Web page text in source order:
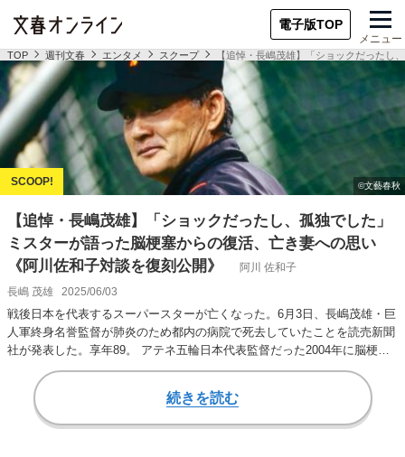
電子版TOP
メニュー
TOP 週刊文春 エンタメ スクープ 【追悼・長嶋茂雄】「ショックだったし
【追悼・長嶋茂雄】「ショックだったし、孤独でした」
ミスターが語った脳梗塞からの復活、亡き妻への思い
《阿川佐和子対談を復刻公開》
阿川 佐和子
長嶋 茂雄
2025/06/03
戦後日本を代表するスーパースターが亡くなった。6月3日、長嶋茂雄・巨
人軍終身名誉監督が肺炎のため都内の病院で死去していたことを読売新聞
社が発表した。享年89。 アテネ五輪日本代表監督だった2004年に脳梗塞
を発症し…
続きを読む